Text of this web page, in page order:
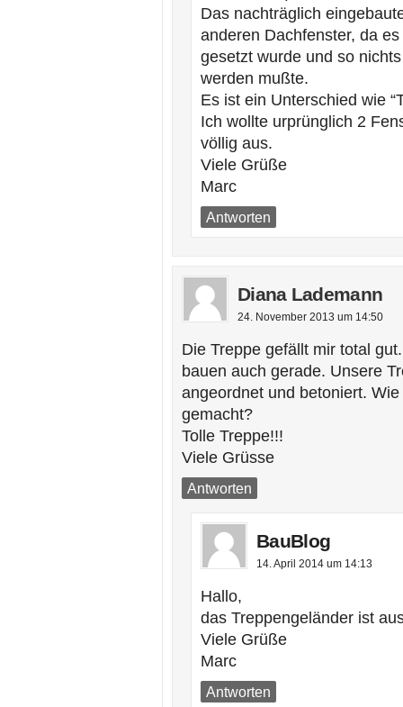
Das nachträglich
anderen Dachfenster, da
gesetzt wurde und so
werden mußte.
Es ist ein Unterschied wie
Ich wollte urprünglich 2
völlig aus.
Viele Grüße
Marc
Antworten
Diana Lademann
24. November 2013 um 14:50
Die Treppe gefällt mir total
bauen auch gerade. Unsere
angeordnet und betoniert.
gemacht?
Tolle Treppe!!!
Viele Grüsse
Antworten
BauBlog
14. April 2014 um 14:13
Hallo,
das Treppengeländer ist
Viele Grüße
Marc
Antworten